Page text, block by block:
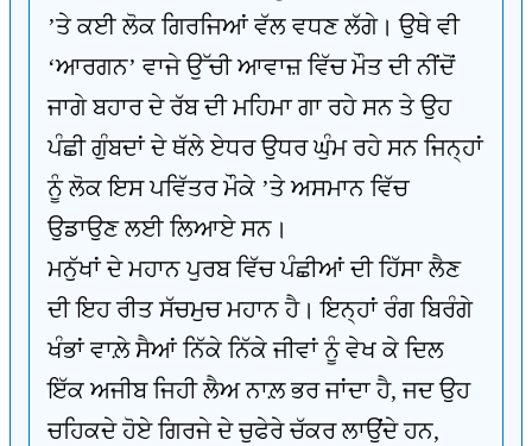
’ਤੇ ਕਈ ਲੋਕ ਗਿਰਜਿਆਂ ਵੱਲ ਵਧਣ ਲੱਗੇ। ਉਥੇ ਵੀ
‘ਆਰਗਨ’ ਵਾਜੇ ਉੱਚੀ ਆਵਾਜ਼ ਵਿੱਚ ਮੌਤ ਦੀ ਨੀਂਦੋਂ
ਜਾਗੇ ਬਹਾਰ ਦੇ ਰੱਬ ਦੀ ਮਹਿਮਾ ਗਾ ਰਹੇ ਸਨ ਤੇ ਉਹ
ਪੰਛੀ ਗੁੰਬਦਾਂ ਦੇ ਥੱਲੇ ਏਧਰ ਉਧਰ ਘੁੰਮ ਰਹੇ ਸਨ ਜਿਨ੍ਹਾਂ
ਨੂੰ ਲੋਕ ਇਸ ਪਵਿੱਤਰ ਮੌਕੇ ’ਤੇ ਅਸਮਾਨ ਵਿੱਚ
ਉਡਾਉਣ ਲਈ ਲਿਆਏ ਸਨ।
ਮਨੁੱਖਾਂ ਦੇ ਮਹਾਨ ਪੁਰਬ ਵਿੱਚ ਪੰਛੀਆਂ ਦੀ ਹਿੱਸਾ ਲੈਣ
ਦੀ ਇਹ ਰੀਤ ਸੱਚਮੁਚ ਮਹਾਨ ਹੈ। ਇਨ੍ਹਾਂ ਰੰਗ ਬਿਰੰਗੇ
ਖੰਭਾਂ ਵਾਲ਼ੇ ਸੈਆਂ ਨਿੱਕੇ ਨਿੱਕੇ ਜੀਵਾਂ ਨੂੰ ਵੇਖ ਕੇ ਦਿਲ
ਇੱਕ ਅਜੀਬ ਜਿਹੀ ਲੈਅ ਨਾਲ਼ ਭਰ ਜਾਂਦਾ ਹੈ, ਜਦ ਉਹ
ਚਹਿਕਦੇ ਹੋਏ ਗਿਰਜੇ ਦੇ ਚੁਫੇਰੇ ਚੱਕਰ ਲਾਉਂਦੇ ਹਨ,